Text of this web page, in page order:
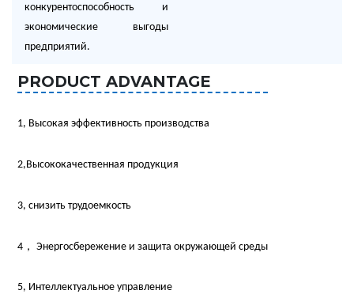
конкурентоспособность и
экономические выгоды
предприятий.
PRODUCT ADVANTAGE
1, Высокая эффективность производства
2,Высококачественная продукция
3, снизить трудоемкость
4， Энергосбережение и защита окружающей среды
5, Интеллектуальное управление